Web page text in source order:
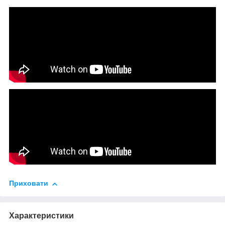
Приховати
Характеристики